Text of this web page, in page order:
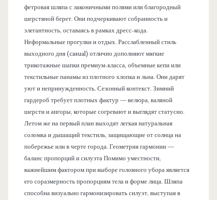
фетровая шляпа с лаконичными полями или благородный
шерстяной берет. Они подчеркивают собранность и
элегантность, оставаясь в рамках дресс-кода.
Неформальные прогулки и отдых. Расслабленный стиль
выходного дня (casual) отлично дополняют мягкие
трикотажные шапки премиум-класса, объемные кепи или
текстильные панамы из плотного хлопка и льна. Они дарят
уют и непринужденность. Сезонный контекст. Зимний
гардероб требует плотных фактур — велюра, валяной
шерсти и ангоры, которые согревают и выглядят статусно.
Летом же на первый план выходят легкая натуральная
соломка и дышащий текстиль, защищающие от солнца на
побережье или в черте города. Геометрия гармонии —
баланс пропорций и силуэта Помимо уместности,
важнейшим фактором при выборе головного убора является
его соразмерность пропорциям тела и форме лица. Шляпа
способна визуально гармонизировать силуэт, выступая в